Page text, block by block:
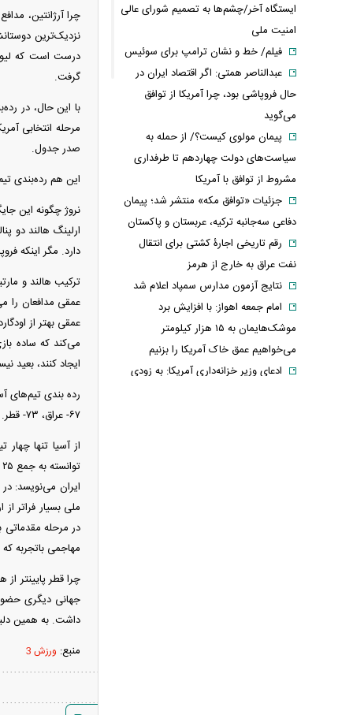
نزدیک‌ترین
درست است که
گرفت.
مرحله انتخابی
صدر جدول.
این هم رده‌بندی تیم‌هایی که
دارد. مگر اینکه
ترکیب هالند و
عمقی مدافعان را
عمقی بهتر از
می‌کند که ساده
ایجاد کنند، بعید
۶۷- عراق، ۷۳- قطر.
مهاجمی باتجربه
چرا قطر پایینتر
جهانی دیگری
داشت. به همین
منبع: ورزش 3
ایستگاه آخر/چشم‌ها به تصمیم شورای عالی
امنیت ملی
فیلم/ خط و نشان ترامپ برای سوئیس
عبدالناصر همتی: اگر اقتصاد ایران در
حال فروپاشی بود، چرا آمریکا از توافق
می‌گوید
پیمان مولوی کیست؟/ از حمله به
سیاست‌های دولت چهاردهم تا طرفداری
مشروط از توافق با آمریکا
جزئیات «توافق مکه» منتشر شد؛ پیمان
دفاعی سه‌جانبه ترکیه، عربستان و پاکستان
رقم تاریخی اجارۀ کشتی برای انتقال
نفت عراق به خارج از هرمز
نتایج آزمون مدارس سمپاد اعلام شد
امام‌ جمعه اهواز: با افزایش برد
موشک‌هایمان به ۱۵ هزار کیلومتر
می‌خواهیم عمق خاک آمریکا را بزنیم
ادعای وزیر خزانه‌داری آمریکا: به زودی